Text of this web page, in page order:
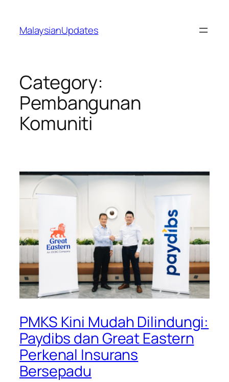
content
MalaysianUpdates
Category:
Pembangunan
Komuniti
PMKS Kini Mudah Dilindungi:
Paydibs dan Great Eastern
Perkenal Insurans
Bersepadu